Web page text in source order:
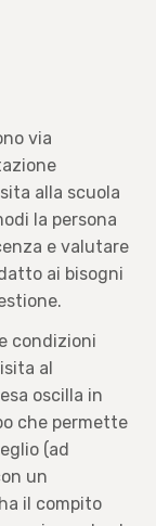
via
alla scuola
la persona
e valutare
ai bisogni
condizioni
al
oscilla in
che permette
(ad
un
il compito